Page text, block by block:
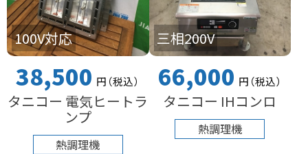
100V対応
38,500 円（税込）
タニコー 電気ヒートラ
ンプ
熱調理機
三相200V
66,000 円（税込）
タニコー IHコンロ
熱調理機